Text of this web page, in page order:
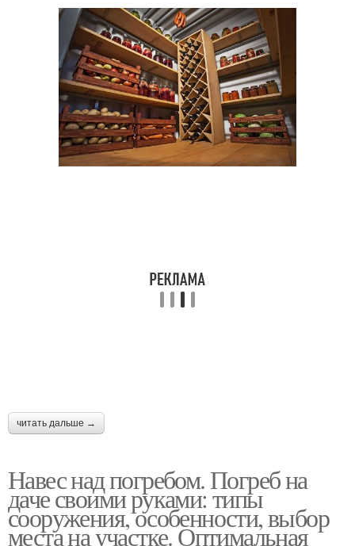
читать дальше →
Навес над погребом. Погреб на
даче своими руками: типы
сооружения, особенности, выбор
места на участке. Оптимальная